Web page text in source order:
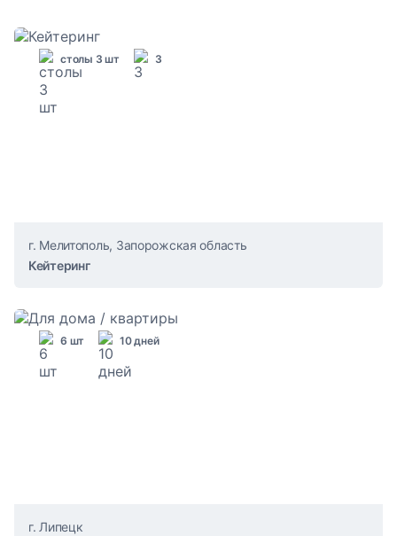
столы 3 шт 3
г. Мелитополь, Запорожская область
Кейтеринг
6 шт 10 дней
г. Липецк